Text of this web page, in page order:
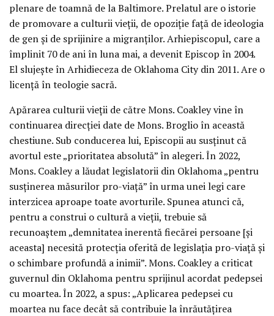
plenare de toamnă de la Baltimore. Prelatul are o istorie
de promovare a culturii vieții, de opoziție față de ideologia
de gen și de sprijinire a migranților. Arhiepiscopul, care a
împlinit 70 de ani în luna mai, a devenit Episcop în 2004.
El slujește în Arhidieceza de Oklahoma City din 2011. Are o
licență în teologie sacră.
Apărarea culturii vieții de către Mons. Coakley vine în
continuarea direcției date de Mons. Broglio în această
chestiune. Sub conducerea lui, Episcopii au susținut că
avortul este „prioritatea absolută” în alegeri. În 2022,
Mons. Coakley a lăudat legislatorii din Oklahoma „pentru
susținerea măsurilor pro-viață” în urma unei legi care
interzicea aproape toate avorturile. Spunea atunci că,
pentru a construi o cultură a vieții, trebuie să
recunoaștem „demnitatea inerentă fiecărei persoane [și
aceasta] necesită protecția oferită de legislația pro-viață și
o schimbare profundă a inimii”. Mons. Coakley a criticat
guvernul din Oklahoma pentru sprijinul acordat pedepsei
cu moartea. În 2022, a spus: „Aplicarea pedepsei cu
moartea nu face decât să contribuie la înrăutățirea